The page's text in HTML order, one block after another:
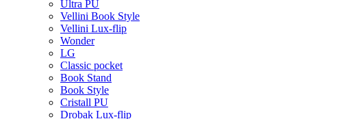
Ultra PU
Vellini Book Style
Vellini Lux-flip
Wonder
LG
Classic pocket
Book Stand
Book Style
Cristall PU
Drobak Lux-flip